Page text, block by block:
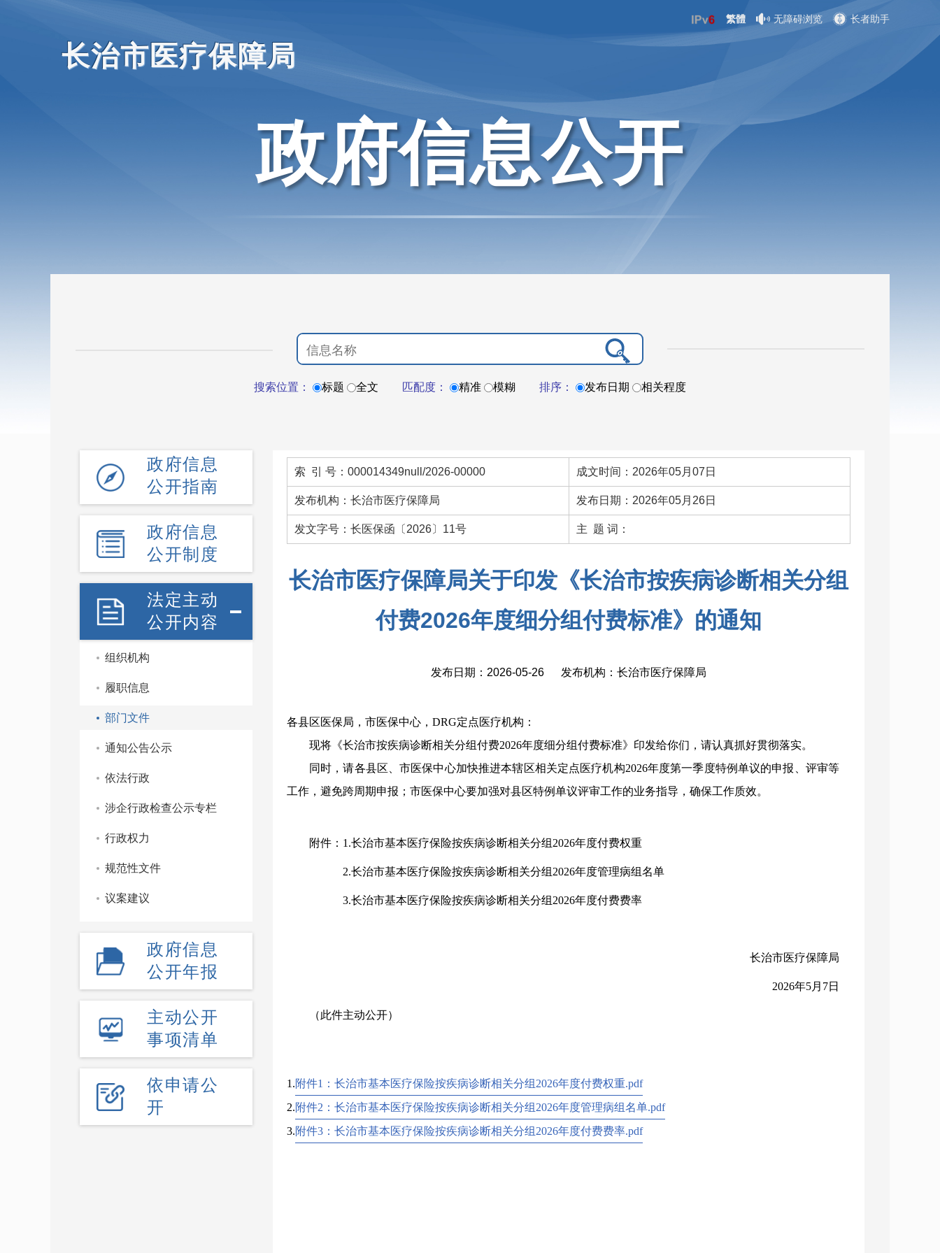
长治市医疗保障局
繁體 无障碍浏览 长者助手
政府信息公开
搜索位置： 标题 全文 匹配度： 精准 模糊 排序： 发布日期 相关程度
政府信息
公开指南
政府信息
公开制度
法定主动
公开内容
组织机构
履职信息
部门文件
通知公告公示
依法行政
涉企行政检查公示专栏
行政权力
规范性文件
议案建议
政府信息
公开年报
主动公开
事项清单
依申请公
开
索 引 号：000014349null/2026-00000 成文时间：2026年05月07日
发布机构：长治市医疗保障局 发布日期：2026年05月26日
发文字号：长医保函〔2026〕11号 主 题 词：
长治市医疗保障局关于印发《长治市按疾病诊断相关分组
付费2026年度细分组付费标准》的通知
发布日期：2026-05-26 发布机构：长治市医疗保障局
各县区医保局，市医保中心，DRG定点医疗机构：
现将《长治市按疾病诊断相关分组付费2026年度细分组付费标准》印发给你们，请认真抓好贯彻落实。
同时，请各县区、市医保中心加快推进本辖区相关定点医疗机构2026年度第一季度特例单议的申报、评审等
工作，避免跨周期申报；市医保中心要加强对县区特例单议评审工作的业务指导，确保工作质效。
附件：1.长治市基本医疗保险按疾病诊断相关分组2026年度付费权重
2.长治市基本医疗保险按疾病诊断相关分组2026年度管理病组名单
3.长治市基本医疗保险按疾病诊断相关分组2026年度付费费率
长治市医疗保障局
2026年5月7日
（此件主动公开）
1.附件1：长治市基本医疗保险按疾病诊断相关分组2026年度付费权重.pdf
2.附件2：长治市基本医疗保险按疾病诊断相关分组2026年度管理病组名单.pdf
3.附件3：长治市基本医疗保险按疾病诊断相关分组2026年度付费费率.pdf